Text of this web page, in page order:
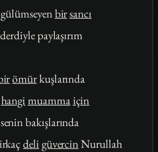
birsancı
paylaşırım
ömürkuşlarında
hangi muammaiçin
bakışlarında
deli güvercinNurullah